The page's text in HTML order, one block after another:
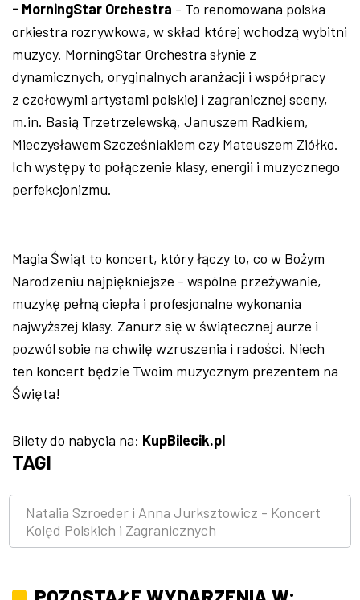
- MorningStar Orchestra - To renomowana polska
orkiestra rozrywkowa, w skład której wchodzą wybitni
muzycy. MorningStar Orchestra słynie z
dynamicznych, oryginalnych aranżacji i współpracy
z czołowymi artystami polskiej i zagranicznej sceny,
m.in. Basią Trzetrzelewską, Januszem Radkiem,
Mieczysławem Szcześniakiem czy Mateuszem Ziółko.
Ich występy to połączenie klasy, energii i muzycznego
perfekcjonizmu.
Magia Świąt to koncert, który łączy to, co w Bożym
Narodzeniu najpiękniejsze - wspólne przeżywanie,
muzykę pełną ciepła i profesjonalne wykonania
najwyższej klasy. Zanurz się w świątecznej aurze i
pozwól sobie na chwilę wzruszenia i radości. Niech
ten koncert będzie Twoim muzycznym prezentem na
Święta!
Bilety do nabycia na: KupBilecik.pl
TAGI
Natalia Szroeder i Anna Jurksztowicz - Koncert
Kolęd Polskich i Zagranicznych